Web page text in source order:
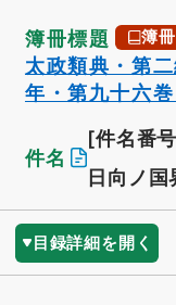
簿冊標題 簿冊
太政類典・第
年・第九十六
件名
[件名番
日向ノ
目録詳細を開く